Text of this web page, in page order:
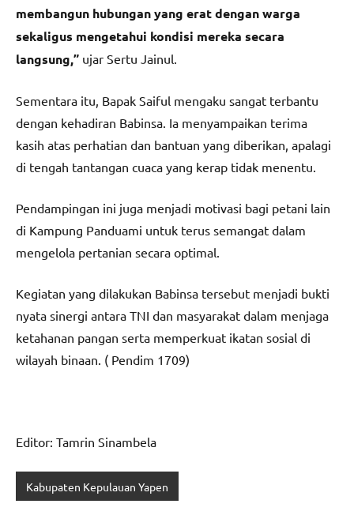
membangun hubungan yang erat dengan warga
sekaligus mengetahui kondisi mereka secara
langsung,” ujar Sertu Jainul.
Sementara itu, Bapak Saiful mengaku sangat terbantu
dengan kehadiran Babinsa. Ia menyampaikan terima
kasih atas perhatian dan bantuan yang diberikan, apalagi
di tengah tantangan cuaca yang kerap tidak menentu.
Pendampingan ini juga menjadi motivasi bagi petani lain
di Kampung Panduami untuk terus semangat dalam
mengelola pertanian secara optimal.
Kegiatan yang dilakukan Babinsa tersebut menjadi bukti
nyata sinergi antara TNI dan masyarakat dalam menjaga
ketahanan pangan serta memperkuat ikatan sosial di
wilayah binaan. ( Pendim 1709)
Editor: Tamrin Sinambela
Kabupaten Kepulauan Yapen